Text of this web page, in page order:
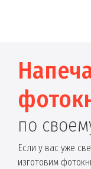
по
Если у вас уже
изготовим